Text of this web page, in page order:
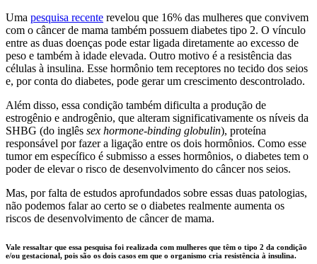
Uma pesquisa recente revelou que 16% das mulheres que convivem
com o câncer de mama também possuem diabetes tipo 2. O vínculo
entre as duas doenças pode estar ligada diretamente ao excesso de
peso e também à idade elevada. Outro motivo é a resistência das
células à insulina. Esse hormônio tem receptores no tecido dos seios
e, por conta do diabetes, pode gerar um crescimento descontrolado.
Além disso, essa condição também dificulta a produção de
estrogênio e androgênio, que alteram significativamente os níveis da
SHBG (do inglês sex hormone-binding globulin), proteína
responsável por fazer a ligação entre os dois hormônios. Como esse
tumor em específico é submisso a esses hormônios, o diabetes tem o
poder de elevar o risco de desenvolvimento do câncer nos seios.
Mas, por falta de estudos aprofundados sobre essas duas patologias,
não podemos falar ao certo se o diabetes realmente aumenta os
riscos de desenvolvimento de câncer de mama.
Vale ressaltar que essa pesquisa foi realizada com mulheres que têm o tipo 2 da condição
e/ou gestacional, pois são os dois casos em que o organismo cria resistência à insulina.